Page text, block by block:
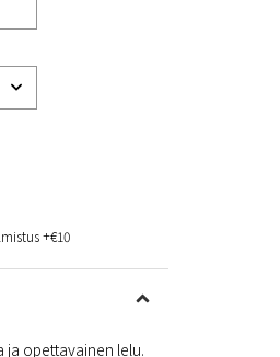
+€10
ja opettavainen lelu.